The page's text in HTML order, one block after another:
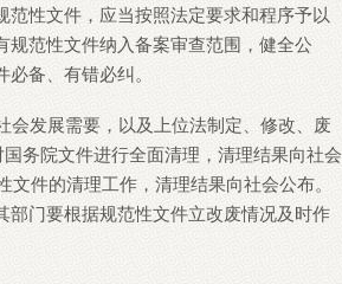
性文件，应当按照法定要求和程序予以
范性文件纳入备案审查范围，健全公
备、有错必纠。
会发展需要，以及上位法制定、修改、废
务院文件进行全面清理，清理结果向社会
件的清理工作，清理结果向社会公布。
部门要根据规范性文件立改废情况及时作